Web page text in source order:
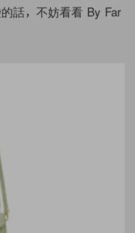
話，不妨看看 By Far